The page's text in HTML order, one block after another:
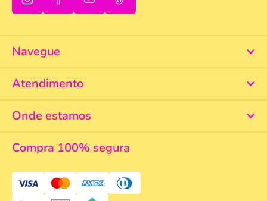
Navegue
Atendimento
Onde estamos
Compra 100% segura